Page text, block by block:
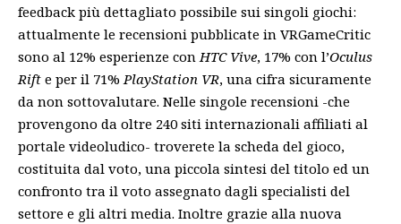
feedback più dettagliato possibile sui singoli giochi:
attualmente le recensioni pubblicate in VRGameCritic
sono al 12% esperienze conHTC Vive, 17% con l’Oculus
Rift e per il 71%PlayStation VR, una cifra sicuramente
da non sottovalutare. Nelle singole recensioni -che
provengono da oltre 240 siti internazionali affiliati al
portale videoludico- troverete la scheda del gioco,
costituita dal voto, una piccola sintesi del titolo ed un
confronto tra il voto assegnato dagli specialisti del
settore e gli altri media. Inoltre grazie alla nuova